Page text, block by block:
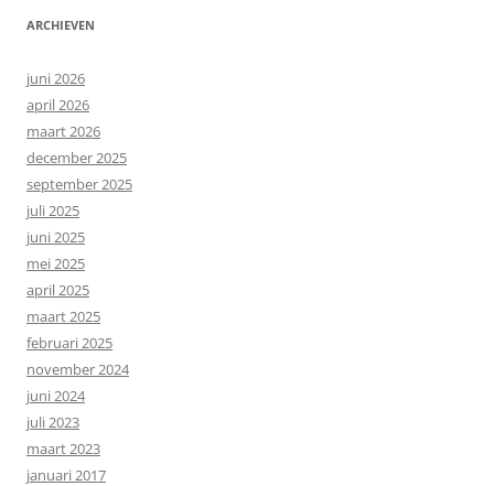
ARCHIEVEN
juni 2026
april 2026
maart 2026
december 2025
september 2025
juli 2025
juni 2025
mei 2025
april 2025
maart 2025
februari 2025
november 2024
juni 2024
juli 2023
maart 2023
januari 2017